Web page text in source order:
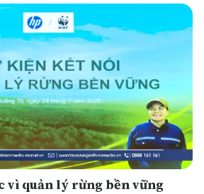
vì quản lý rừng bền vững